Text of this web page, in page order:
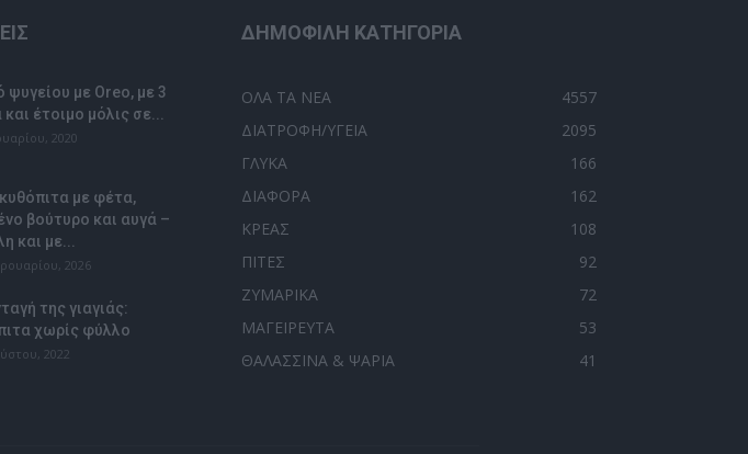
ψυγείου με Oreo, με 3
και έτοιμο μόλις σε...
2020
με φέτα,
βούτυρο και αυγά –
και με...
2026
της γιαγιάς:
χωρίς φύλλο
2022
ΔΗΜΟΦΙΛΗ ΚΑΤΗΓΟΡΙΑ
ΟΛΑ ΤΑ ΝΕΑ
4557
ΔΙΑΤΡΟΦΗ/ΥΓΕΙΑ
2095
ΓΛΥΚΑ
166
ΔΙΑΦΟΡΑ
162
ΚΡΕΑΣ
108
ΠΙΤΕΣ
92
ΖΥΜΑΡΙΚΑ
72
ΜΑΓΕΙΡΕΥΤΑ
53
ΘΑΛΑΣΣΙΝΑ & ΨΑΡΙΑ
41